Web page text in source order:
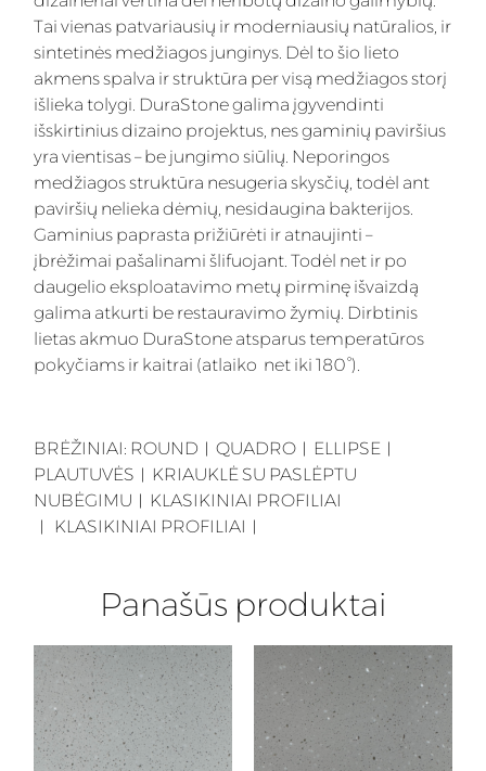
Tai vienas patvariausių ir moderniausių natūralios, ir
sintetinės medžiagos junginys. Dėl to šio lieto
akmens spalva ir struktūra per visą medžiagos storį
išlieka tolygi. DuraStone galima įgyvendinti
išskirtinius dizaino projektus, nes gaminių paviršius
yra vientisas – be jungimo siūlių. Neporingos
medžiagos struktūra nesugeria skysčių, todėl ant
paviršių nelieka dėmių, nesidaugina bakterijos.
Gaminius paprasta prižiūrėti ir atnaujinti –
įbrėžimai pašalinami šlifuojant. Todėl net ir po
daugelio eksploatavimo metų pirminę išvaizdą
galima atkurti be restauravimo žymių. Dirbtinis
lietas akmuo DuraStone atsparus temperatūros
pokyčiams ir kaitrai (atlaiko net iki 180°).
BRĖŽINIAI: ROUND ︱ QUADRO ︱ ELLIPSE ︱
PLAUTUVĖS ︱ KRIAUKLĖ SU PASLĖPTU
NUBĖGIMU ︱ KLASIKINIAI PROFILIAI
︱
KLASIKINIAI PROFILIAI ︱
Panašūs produktai